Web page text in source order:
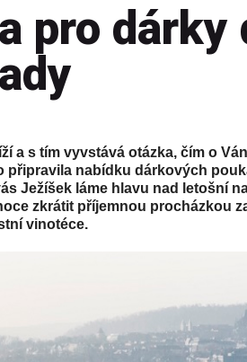
pro dárky
a s tím vyvstává otázka, čím o
připravila nabídku dárkových
Ježíšek láme hlavu nad letošní
zkrátit příjemnou procházkou
vinotéce.